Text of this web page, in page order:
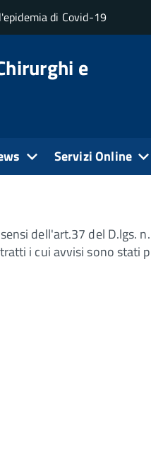
di Covid-19
e
Servizi Online
Bandi di gara e
31
dell'art.37 del D.lgs.
i cui avvisi sono stati